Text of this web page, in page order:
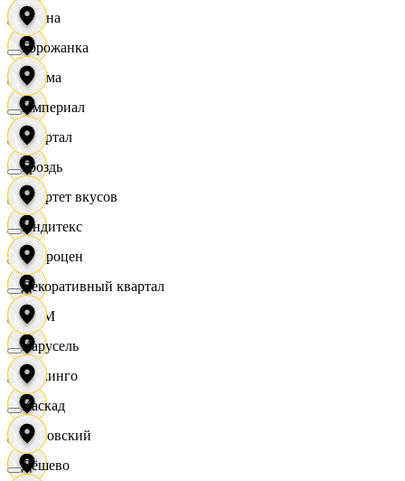
Диана
Дисма
Квартал
Квартет вкусов
Доброцен
ДОМ
Доминго
Кировский
Горожанка
Империал
Гроздь
Индитекс
Декоративный квартал
Карусель
Каскад
Дёшево